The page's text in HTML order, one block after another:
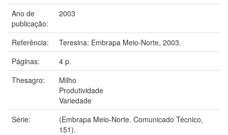
Ano de
publicação:
2003
Referência:
Teresina: Embrapa Meio-Norte, 2003.
Páginas:
4 p.
Thesagro:
Milho
Produtividade
Variedade
Série:
(Embrapa Meio-Norte. Comunicado Técnico,
151).